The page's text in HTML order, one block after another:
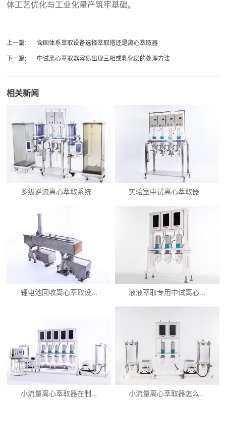
体工艺优化与工业化量产筑牢基础。
上一篇: 含固体系萃取设备选择萃取塔还是离心萃取器
下一篇: 中试离心萃取器容易出现三相或乳化层的处理方法
相关新闻
多级逆流离心萃取系统... 实验室中试离心萃取器...
锂电池回收离心萃取设... 液液萃取专用中试离心...
小流量离心萃取器在制... 小流量离心萃取器怎么...